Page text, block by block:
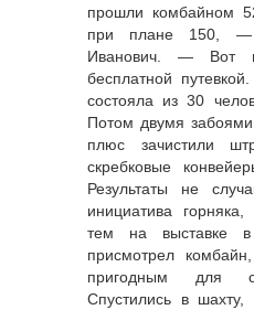
прошли комбайном
при плане 150, —
Иванович. — Вот
бесплатной
состояла из 30
Потом двумя
плюс зачистили
скребковые
Результаты не
инициатива
тем на выставке
присмотрел
пригодным для
Спустились в